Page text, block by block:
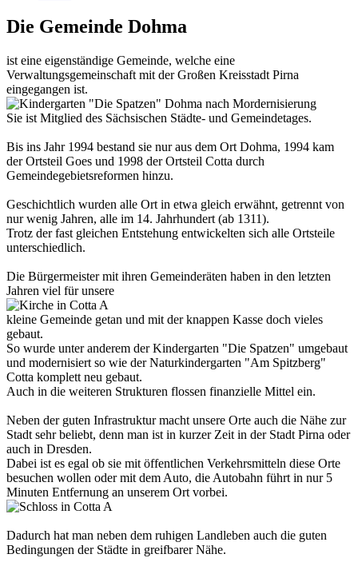
Die Gemeinde Dohma
ist eine eigenständige Gemeinde, welche eine
Verwaltungsgemeinschaft mit der Großen Kreisstadt Pirna
eingegangen ist.
Sie ist Mitglied des Sächsischen Städte- und Gemeindetages.
Bis ins Jahr 1994 bestand sie nur aus dem Ort Dohma, 1994 kam
der Ortsteil Goes und 1998 der Ortsteil Cotta durch
Gemeindegebietsreformen hinzu.
Geschichtlich wurden alle Ort in etwa gleich erwähnt, getrennt von
nur wenig Jahren, alle im 14. Jahrhundert (ab 1311).
Trotz der fast gleichen Entstehung entwickelten sich alle Ortsteile
unterschiedlich.
Die Bürgermeister mit ihren Gemeinderäten haben in den letzten
Jahren viel für unsere
kleine Gemeinde getan und mit der knappen Kasse doch vieles
gebaut.
So wurde unter anderem der Kindergarten "Die Spatzen" umgebaut
und modernisiert so wie der Naturkindergarten "Am Spitzberg"
Cotta komplett neu gebaut.
Auch in die weiteren Strukturen flossen finanzielle Mittel ein.
Neben der guten Infrastruktur macht unsere Orte auch die Nähe zur
Stadt sehr beliebt, denn man ist in kurzer Zeit in der Stadt Pirna oder
auch in Dresden.
Dabei ist es egal ob sie mit öffentlichen Verkehrsmitteln diese Orte
besuchen wollen oder mit dem Auto, die Autobahn führt in nur 5
Minuten Entfernung an unserem Ort vorbei.
Dadurch hat man neben dem ruhigen Landleben auch die guten
Bedingungen der Städte in greifbarer Nähe.